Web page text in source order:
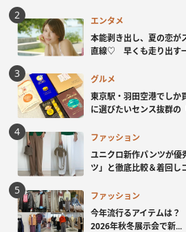
エンタメ
本能剥き出し、夏の恋
直線♡ 早くも走り出す
グルメ
東京駅・羽田空港でし
に選びたいセンス抜群の
ファッション
ユニクロ新作パンツが
ツ」と徹底比較＆着回し
ファッション
今年流行るアイテムは
2026年秋冬展示会で新...